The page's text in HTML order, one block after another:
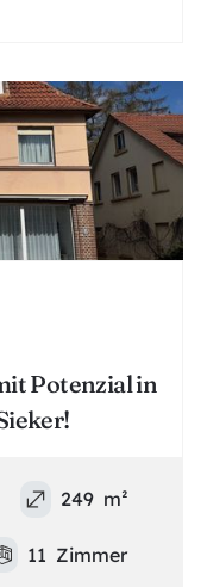
Potenzial in
249 m²
11 Zimmer